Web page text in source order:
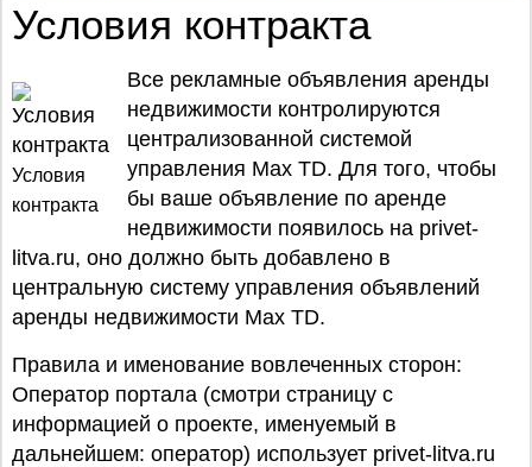
Условия контракта
Условия
контракта
Все рекламные объявления аренды
недвижимости контролируются
централизованной системой
управления Max TD. Для того, чтобы
бы ваше объявление по аренде
недвижимости появилось на privet-
litva.ru, оно должно быть добавлено в
центральную систему управления объявлений
аренды недвижимости Max TD.
Правила и именование вовлеченных сторон:
Оператор портала (смотри страницу с
информацией о проекте, именуемый в
дальнейшем: оператор) использует privet-litva.ru